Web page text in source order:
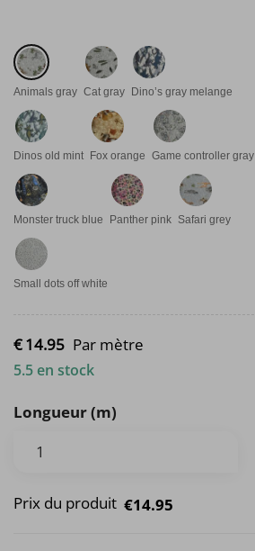
Animals gray Cat gray Dino’s gray melange
Dinos old mint Fox orange Game controller gray
Monster truck blue Panther pink Safari grey
Small dots off white
€14.95 Par mètre
5.5 en stock
Longueur (m)
Prix du produit €14.95